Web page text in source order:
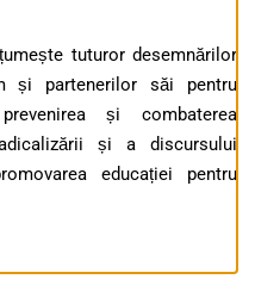
tuturor desemnărilor
și partenerilor săi pentru
și combaterea
și a discursului
educației pentru